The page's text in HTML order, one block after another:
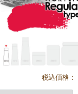
税込価格：